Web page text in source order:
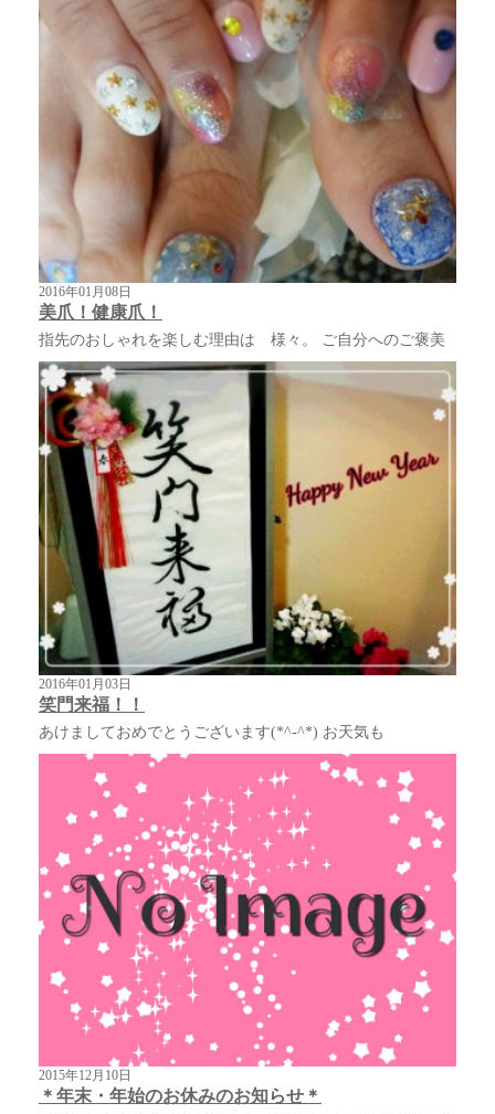
2016年01月08日
美爪！健康爪！
指先のおしゃれを楽しむ理由は 様々。 ご自分へのご褒美
2016年01月03日
笑門来福！！
あけましておめでとうございます(*^-^*) お天気も
2015年12月10日
＊年末・年始のお休みのお知らせ＊